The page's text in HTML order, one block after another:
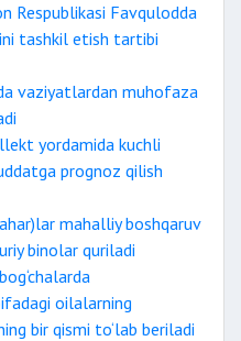
Respublikasi Favqulodda
tashkil etish tartibi
vaziyatlardan muhofaza
yordamida kuchli
prognoz qilish
mahalliy boshqaruv
binolar quriladi
oilalarning
bir qismi to‘lab beriladi